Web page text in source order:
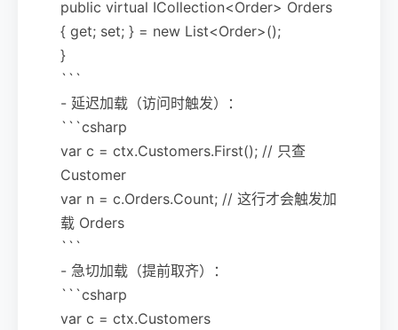
public virtual ICollection<Order> Orders
{ get; set; } = new List<Order>();
}
```
- 延迟加载（访问时触发）：
```csharp
var c = ctx.Customers.First(); // 只查
Customer
var n = c.Orders.Count; // 这行才会触发加
载 Orders
```
- 急切加载（提前取齐）：
```csharp
var c = ctx.Customers